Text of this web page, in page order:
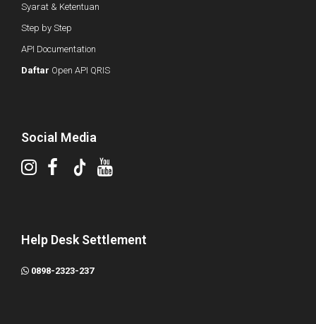
Syarat & Ketentuan
Step by Step
API Documentation
Daftar Open API QRIS
Social Media
Help Desk Settlement
0898-2323-237